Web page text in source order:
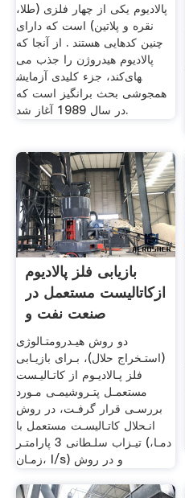
پالادیوم یکی از چهار فلزی (طلا،
نقره و پلاتین) است که دارای
چنین کدهایی هستند . از آنجا که
پالادیوم هیدروژن را جذب می‎
کند، جزء کلیدی آزمایش‎های
همجوشی بحث برانگیز است که
در سال 1989 آغاز شد.
بازیابی فلز پالادیوم
ازکاتالیست مستعمل در
صنعت نفت و
پتروشیمی
دو روش هیـدرومتـالوژی
(استـخراج حلال)، بـرای بازیـابی
فلز پـالادیـوم از کاتـالیـست
مستعمـل پتـروشیمـی مـورد
بررسـی قرار گرفـت، در روش
انـحلال کاتـالیسـت مستعمل با
تیـزاب سلـطانی 3 پارامتـر (دمـا،
زمـان، l/s) و در روش